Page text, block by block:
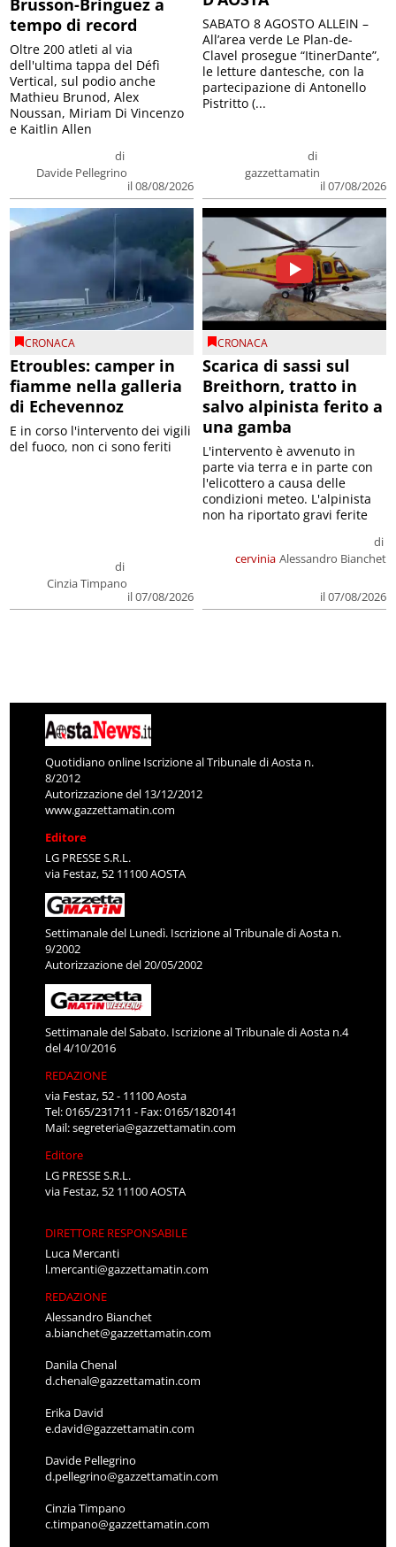
tempo di record
di
Davide Pellegrino
il 08/08/2026
Oltre 200 atleti al via
dell'ultima tappa del Défì
Vertical, sul podio anche
Mathieu Brunod, Alex
Noussan, Miriam Di Vincenzo
e Kaitlin Allen
di
gazzettamatin
il 07/08/2026
SABATO 8 AGOSTO ALLEIN –
All’area verde Le Plan-de-
Clavel prosegue “ItinerDante”,
le letture dantesche, con la
partecipazione di Antonello
Pistritto (...
CRONACA
Etroubles: camper in
fiamme nella galleria
di Echevennoz
di
Cinzia Timpano
il 07/08/2026
E in corso l'intervento dei vigili
del fuoco, non ci sono feriti
CRONACA
Scarica di sassi sul
Breithorn, tratto in
salvo alpinista ferito a
una gamba
cervinia
di
Alessandro Bianchet
il 07/08/2026
L'intervento è avvenuto in
parte via terra e in parte con
l'elicottero a causa delle
condizioni meteo. L'alpinista
non ha riportato gravi ferite
Quotidiano online Iscrizione al Tribunale di Aosta n.
8/2012
Autorizzazione del 13/12/2012
www.gazzettamatin.com
Editore
LG PRESSE S.R.L.
via Festaz, 52 11100 AOSTA
Settimanale del Lunedì. Iscrizione al Tribunale di Aosta n.
9/2002
Autorizzazione del 20/05/2002
Settimanale del Sabato. Iscrizione al Tribunale di Aosta n.4
del 4/10/2016
REDAZIONE
via Festaz, 52 - 11100 Aosta
Tel: 0165/231711 - Fax: 0165/1820141
Mail:segreteria@gazzettamatin.com
Editore
LG PRESSE S.R.L.
via Festaz, 52 11100 AOSTA
DIRETTORE RESPONSABILE
Luca Mercanti
l.mercanti@gazzettamatin.com
REDAZIONE
Alessandro Bianchet
a.bianchet@gazzettamatin.com
Danila Chenal
d.chenal@gazzettamatin.com
Erika David
e.david@gazzettamatin.com
Davide Pellegrino
d.pellegrino@gazzettamatin.com
Cinzia Timpano
c.timpano@gazzettamatin.com